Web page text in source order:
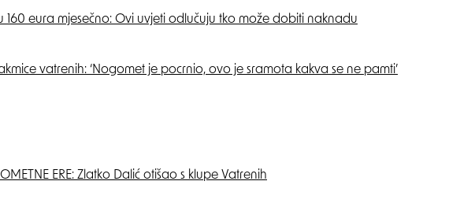
eura mjesečno: Ovi uvjeti odlučuju tko može dobiti naknadu
vatrenih: ‘Nogomet je pocrnio, ovo je sramota kakva se ne pamti’
ERE: Zlatko Dalić otišao s klupe Vatrenih